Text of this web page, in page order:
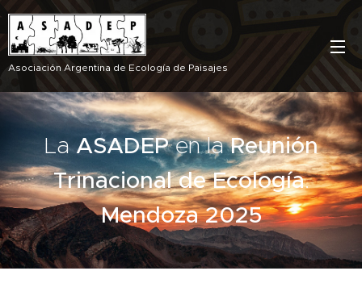
Asociación Argentina de Ecología de Paisajes
LaASADEPen laReunión
Trinacional de Ecología.
Mendoza 2025